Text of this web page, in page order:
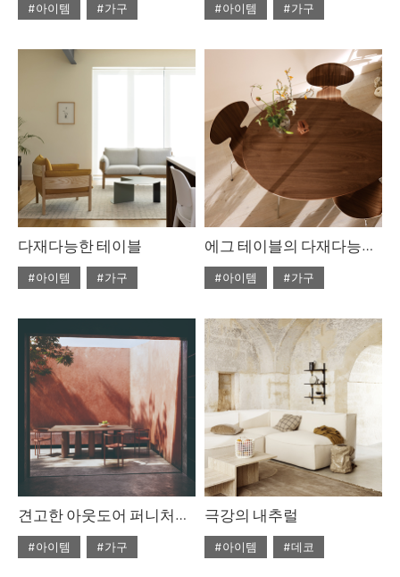
#아이템
#가구
#ISSUE283
#아이템
#가구
#테이블
다재다능한 테이블
#아이템
#가구
에그 테이블의 다재다능한 아름다움
#아이템
#가구
#ISSUE265
#테이블
견고한 아웃도어 퍼니처를 찾고 있다면
#아이템
#가구
극강의 내추럴
#아이템
#데코